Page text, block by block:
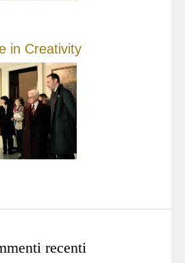
in Creativity
recenti